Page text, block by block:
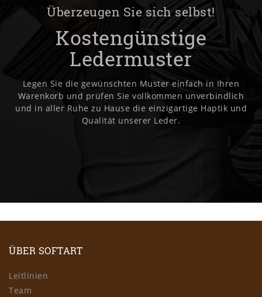
Überzeugen Sie sich selbst!
Kostengünstige
Ledermuster
Legen Sie die gewünschten Muster einfach in Ihren
Warenkorb und prüfen Sie vollkommen unverbindlich
und in aller Ruhe zu Hause die einzigartige Haptik und
Qualität unserer Leder.
ÜBER SOFTART
Leitlinien
Team